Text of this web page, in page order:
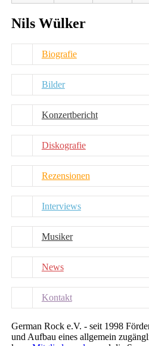
Nils Wülker
Biografie
Bilder
Konzertbericht
Diskografie
Rezensionen
Interviews
Musiker
News
Kontakt
German Rock e.V. - seit 1998
und Aufbau eines allgemein